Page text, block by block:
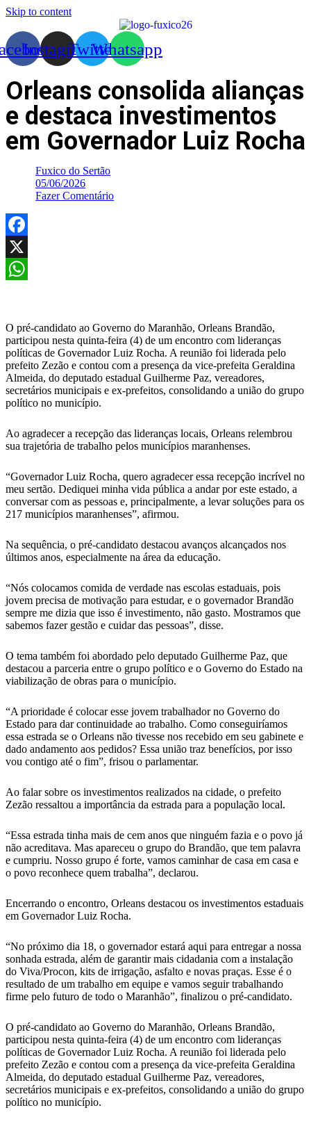
Skip to content
InstagramTwitterWhatsapp
Orleans consolida alianças
e destaca investimentos
em Governador Luiz Rocha
Fuxico do Sertão
05/06/2026
Fazer Comentário
Facebook
X
O pré-candidato ao Governo do Maranhão, Orleans Brandão,
participou nesta quinta-feira (4) de um encontro com lideranças
políticas de Governador Luiz Rocha. A reunião foi liderada pelo
prefeito Zezão e contou com a presença da vice-prefeita Geraldina
Almeida, do deputado estadual Guilherme Paz, vereadores,
secretários municipais e ex-prefeitos, consolidando a união do grupo
político no município.
Ao agradecer a recepção das lideranças locais, Orleans relembrou
sua trajetória de trabalho pelos municípios maranhenses.
“Governador Luiz Rocha, quero agradecer essa recepção incrível no
meu sertão. Dediquei minha vida pública a andar por este estado, a
conversar com as pessoas e, principalmente, a levar soluções para os
217 municípios maranhenses”, afirmou.
Na sequência, o pré-candidato destacou avanços alcançados nos
últimos anos, especialmente na área da educação.
“Nós colocamos comida de verdade nas escolas estaduais, pois
jovem precisa de motivação para estudar, e o governador Brandão
sempre me dizia que isso é investimento, não gasto. Mostramos que
sabemos fazer gestão e cuidar das pessoas”, disse.
O tema também foi abordado pelo deputado Guilherme Paz, que
destacou a parceria entre o grupo político e o Governo do Estado na
viabilização de obras para o município.
“A prioridade é colocar esse jovem trabalhador no Governo do
Estado para dar continuidade ao trabalho. Como conseguiríamos
essa estrada se o Orleans não tivesse nos recebido em seu gabinete e
dado andamento aos pedidos? Essa união traz benefícios, por isso
vou contigo até o fim”, frisou o parlamentar.
Ao falar sobre os investimentos realizados na cidade, o prefeito
Zezão ressaltou a importância da estrada para a população local.
“Essa estrada tinha mais de cem anos que ninguém fazia e o povo já
não acreditava. Mas apareceu o grupo do Brandão, que tem palavra
e cumpriu. Nosso grupo é forte, vamos caminhar de casa em casa e
o povo reconhece quem trabalha”, declarou.
Encerrando o encontro, Orleans destacou os investimentos estaduais
em Governador Luiz Rocha.
“No próximo dia 18, o governador estará aqui para entregar a nossa
sonhada estrada, além de garantir mais cidadania com a instalação
do Viva/Procon, kits de irrigação, asfalto e novas praças. Esse é o
resultado de um trabalho em equipe e vamos seguir trabalhando
firme pelo futuro de todo o Maranhão”, finalizou o pré-candidato.
O pré-candidato ao Governo do Maranhão, Orleans Brandão,
participou nesta quinta-feira (4) de um encontro com lideranças
políticas de Governador Luiz Rocha. A reunião foi liderada pelo
prefeito Zezão e contou com a presença da vice-prefeita Geraldina
Almeida, do deputado estadual Guilherme Paz, vereadores,
secretários municipais e ex-prefeitos, consolidando a união do grupo
político no município.